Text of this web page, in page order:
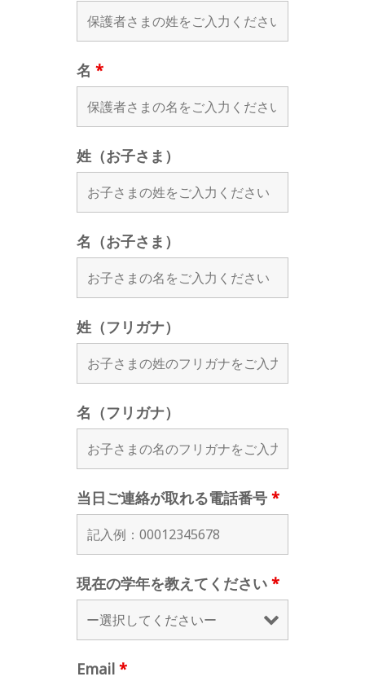
名 *
姓（お子さま）
名（お子さま）
姓（フリガナ）
名（フリガナ）
当日ご連絡が取れる電話番号 *
現在の学年を教えてください *
Email *